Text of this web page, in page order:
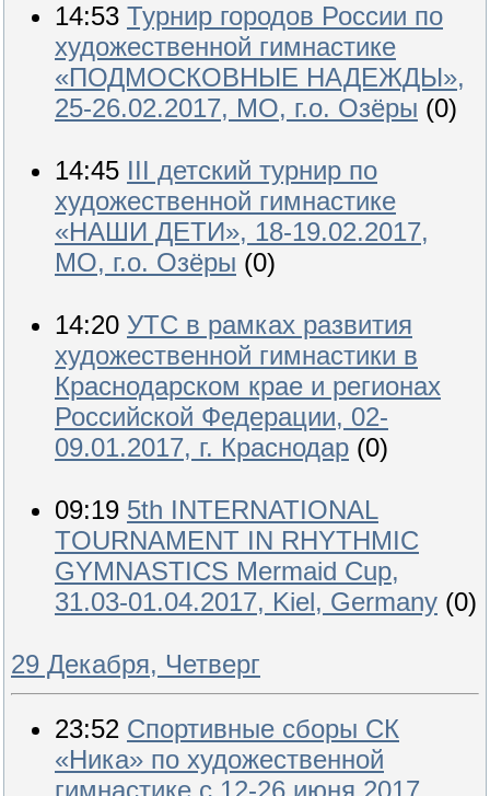
14:53 Турнир городов России по
художественной гимнастике
«ПОДМОСКОВНЫЕ НАДЕЖДЫ»,
25-26.02.2017, МО, г.о. Озёры (0)
14:45 III детский турнир по
художественной гимнастике
«НАШИ ДЕТИ», 18-19.02.2017,
МО, г.о. Озёры (0)
14:20 УТС в рамках развития
художественной гимнастики в
Краснодарском крае и регионах
Российской Федерации, 02-
09.01.2017, г. Краснодар (0)
09:19 5th INTERNATIONAL
TOURNAMENT IN RHYTHMIC
GYMNASTICS Mermaid Cup,
31.03-01.04.2017, Kiel, Germany (0)
29 Декабря, Четверг
23:52 Спортивные сборы СК
«Ника» по художественной
гимнастике с 12-26 июня 2017